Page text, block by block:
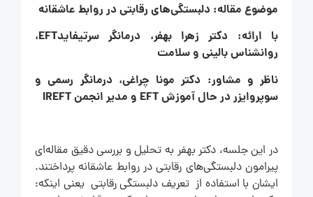
موضوع مقاله: دلبستگی‌های رقابتی در روابط عاشقانه
با ارائه:
دکتر زهرا بهفر، درمانگر سرتیفایدEFT،
روانشناس بالینی و سلامت
ناظر و مشاور: دکتر مونا چراغی، درمانگر رسمی و
سوپروایزر در حال آموزشEFTو مدیر انجمن IREFT
در این جلسه، دکتر بهفر به تحلیل و بررسی دقیق مقاله‌ای
پیرامون دلبستگی‌های رقابتی در روابط عاشقانه پرداختند.
ایشان با استفاده از تعریف دلبستگی رقابتی یعنی اینکه: